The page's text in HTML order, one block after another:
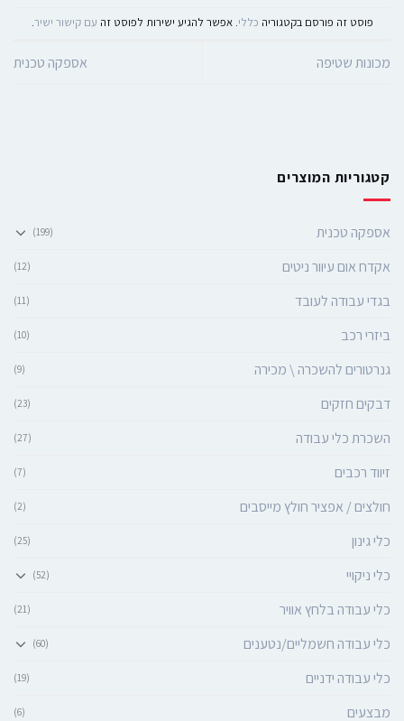
פוסט זה פורסם בקטגוריה כללי. אפשר להגיע ישירות לפוסט זה עם קישור ישיר.
מכונות שטיפה אספקה טכנית
קטגוריות המוצרים
אספקה טכנית (199)
אקדח אום עיוור ניטים (12)
בגדי עבודה לעובד (11)
ביזרי רכב (10)
גנרטורים להשכרה \ מכירה (9)
דבקים חזקים (23)
השכרת כלי עבודה (27)
זיווד רכבים (7)
חולצים / אפציר חולץ מייסבים (2)
כלי גינון (25)
כלי ניקויי (52)
כלי עבודה בלחץ אוויר (21)
כלי עבודה חשמליים/נטענים (60)
כלי עבודה ידניים (19)
מבצעים (6)